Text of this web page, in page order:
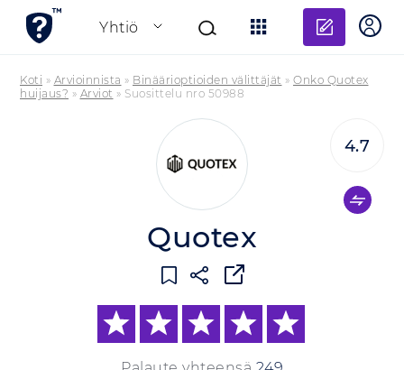
Yhtiö
Lisää
Koti » Arvioinnista » Binäärioptioiden välittäjät » Onko Quotex
huijaus? » Arviot » Suosittelu nro 50988
Quotex
4.7